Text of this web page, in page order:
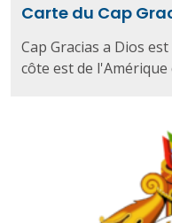
Carte du Cap
Cap Gracias a Dios
côte est de l'Amérique